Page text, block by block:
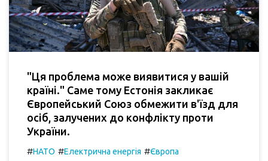
"Ця проблема може виявитися у вашій
країні." Саме тому Естонія закликає
Європейський Союз обмежити в'їзд для
осіб, залучених до конфлікту проти
України.
#НАТО #Електрична енергія #Європа